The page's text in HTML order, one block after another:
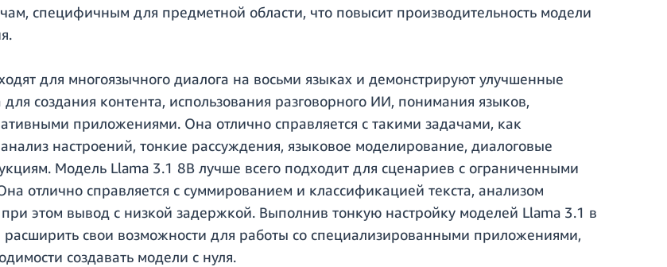
специфичным для предметной области, что повысит производительность модели
для многоязычного диалога на восьми языках и демонстрируют улучшенные
создания контента, использования разговорного ИИ, понимания языков,
приложениями. Она отлично справляется с такими задачами, как
настроений, тонкие рассуждения, языковое моделирование, диалоговые
Модель Llama 3.1 8B лучше всего подходит для сценариев с ограниченными
отлично справляется с суммированием и классификацией текста, анализом
этом вывод с низкой задержкой. Выполнив тонкую настройку моделей Llama 3.1 в
свои возможности для работы со специализированными приложениями,
создавать модели с нуля.